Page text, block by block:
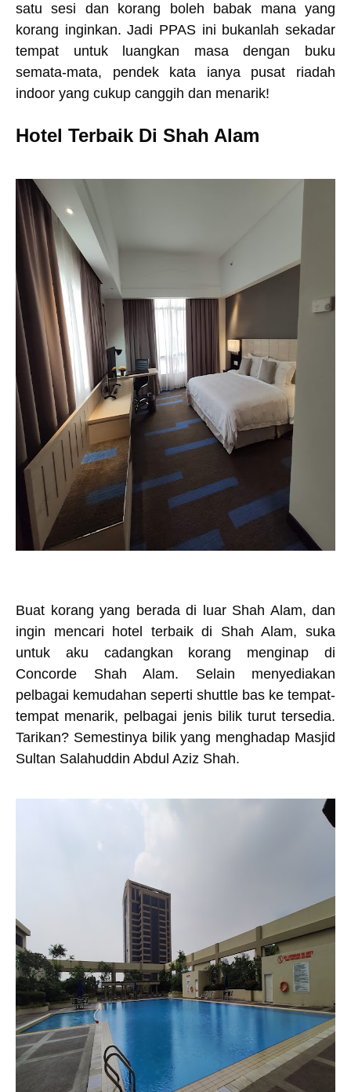
satu sesi dan korang boleh babak mana yang
korang inginkan. Jadi PPAS ini bukanlah sekadar
tempat untuk luangkan masa dengan buku
semata-mata, pendek kata ianya pusat riadah
indoor yang cukup canggih dan menarik!
Hotel Terbaik Di Shah Alam
Buat korang yang berada di luar Shah Alam, dan
ingin mencari hotel terbaik di Shah Alam, suka
untuk aku cadangkan korang menginap di
Concorde Shah Alam. Selain menyediakan
pelbagai kemudahan seperti shuttle bas ke tempat-
tempat menarik, pelbagai jenis bilik turut tersedia.
Tarikan? Semestinya bilik yang menghadap Masjid
Sultan Salahuddin Abdul Aziz Shah.